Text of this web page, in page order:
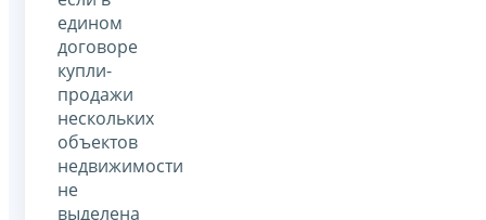
едином
договоре
купли-
продажи
нескольких
объектов
недвижимости
не
выделена